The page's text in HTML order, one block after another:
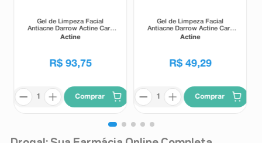
Gel de Limpeza Facial
Antiacne Darrow Actine Care
Alta Tolerância 400g
Actine
R$ 93,75
Comprar
Gel de Limpeza Facial
Antiacne Darrow Actine Care
Alta Tolerância 140g
Actine
R$ 49,29
Comprar